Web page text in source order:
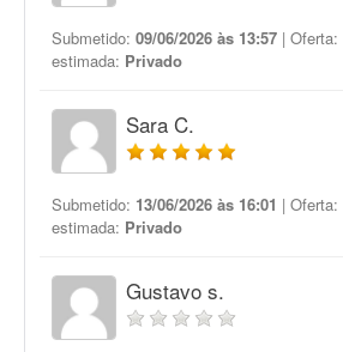
Submetido: 09/06/2026 às 13:57 | Oferta:
estimada: Privado
Sara C.
Submetido: 13/06/2026 às 16:01 | Oferta:
estimada: Privado
Gustavo s.